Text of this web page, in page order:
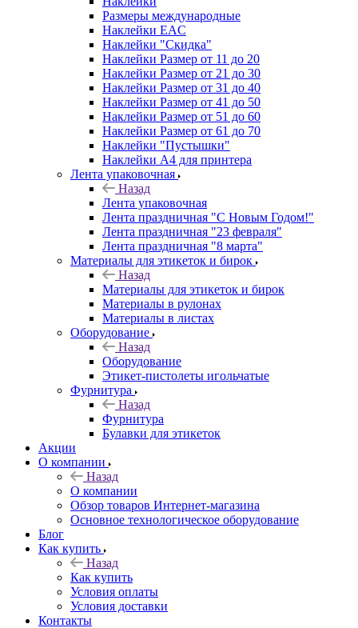
Размеры международные
Наклейки EAC
Наклейки "Скидка"
Наклейки Размер от 11 до 20
Наклейки Размер от 21 до 30
Наклейки Размер от 31 до 40
Наклейки Размер от 41 до 50
Наклейки Размер от 51 до 60
Наклейки Размер от 61 до 70
Наклейки "Пустышки"
Наклейки А4 для принтера
Лента упаковочная
Назад
Лента упаковочная
Лента праздничная "С Новым Годом!"
Лента праздничная "23 февраля"
Лента праздничная "8 марта"
Материалы для этикеток и бирок
Назад
Материалы для этикеток и бирок
Материалы в рулонах
Материалы в листах
Оборудование
Назад
Оборудование
Этикет-пистолеты игольчатые
Фурнитура
Назад
Фурнитура
Булавки для этикеток
Акции
О компании
Назад
О компании
Обзор товаров Интернет-магазина
Основное технологическое оборудование
Блог
Как купить
Назад
Как купить
Условия оплаты
Условия доставки
Контакты